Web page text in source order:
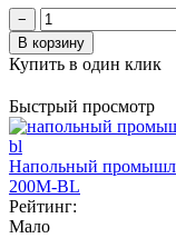
−
В корзину
Купить в один клик
Быстрый просмотр
Напольный
200M-BL
Рейтинг:
Мало